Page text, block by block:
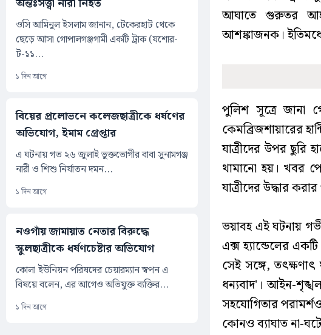
ওসি আমিনুল ইসলাম জানান, টেকেরহাট থেকে
ছেড়ে আসা গোপালগঞ্জগামী একটি ট্রাক (যশোর-
ট-১১...
১ দিন আগে
বিয়ের প্রলোভনে কলেজছাত্রীকে ধর্ষণের
অভিযোগ, ইমাম গ্রেপ্তার
এ ঘটনায় গত ২৬ জুলাই ভুক্তভোগীর বাবা সুনামগঞ্জ
নারী ও শিশু নির্যাতন দমন...
১ দিন আগে
নওগাঁয় জামায়াত নেতার বিরুদ্ধে
স্কুলছাত্রীকে ধর্ষণচেষ্টার অভিযোগ
কোলা ইউনিয়ন পরিষদের চেয়ারম্যান স্বপন এ
বিষয়ে বলেন, এর আগেও অভিযুক্ত ব্যক্তির...
১ দিন আগে
আঘাতে গুরুতর
আশঙ্কাজনক।
পুলিশ সূত্রে জানা
কেমব্রিজশায়ারের
যাত্রীদের উপর ছুরি
থামানো হয়। খবর
যাত্রীদের উদ্ধার
ভয়াবহ এই ঘটনায়
এক্স হ্যান্ডেলের
সেই সঙ্গে,
ধন্যবাদ'। আইন-
সহযোগিতার
কোনও ব্যাঘাত না-ঘটে